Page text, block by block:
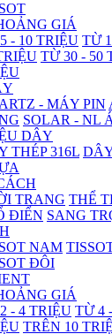
GIÁ
- 10 TRIỆU TỪ
TỪ 30 - 50
- MÁY PIN
SOLAR - NL
DÂY
THÉP 316L
TRANG THỂ
ĐIỂN SANG
NAM
ĐÔI
GIÁ
- 4 TRIỆU TỪ 4
TRÊN 10